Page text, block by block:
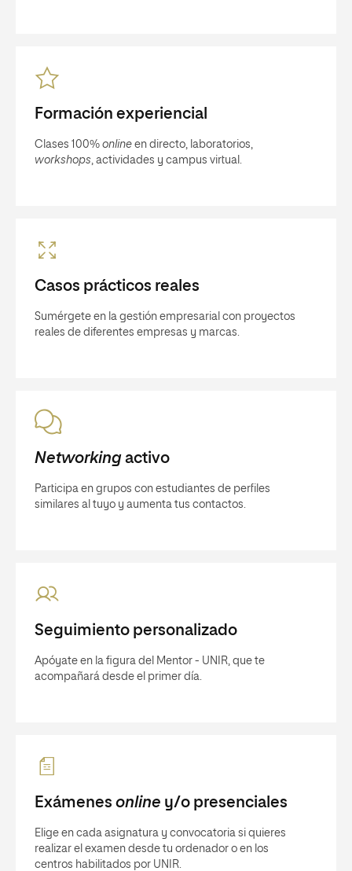
Formación experiencial
Clases 100% online en directo, laboratorios,
workshops, actividades y campus virtual.
Casos prácticos reales
Sumérgete en la gestión empresarial con proyectos
reales de diferentes empresas y marcas.
Networkingactivo
Participa en grupos con estudiantes de perfiles
similares al tuyo y aumenta tus contactos.
Seguimiento personalizado
Apóyate en la figura del Mentor - UNIR, que te
acompañará desde el primer día.
Exámenes online y/o presenciales
Elige en cada asignatura y convocatoria si quieres
realizar el examen desde tu ordenador o en los
centros habilitados por UNIR.